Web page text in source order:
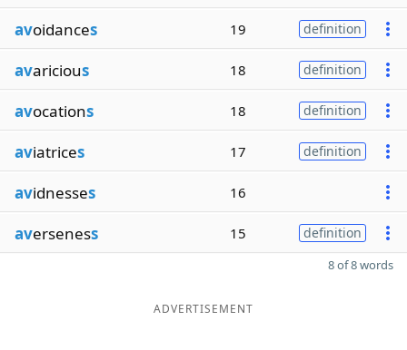
avoidances 19 definition
avaricious 18 definition
avocations 18 definition
aviatrices 17 definition
avidnesses 16
averseness 15 definition
8 of 8 words
ADVERTISEMENT